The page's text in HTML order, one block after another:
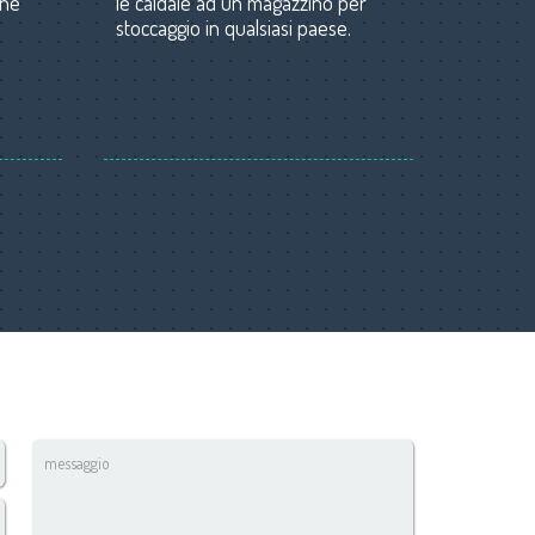
stoccaggio in qualsiasi paese.